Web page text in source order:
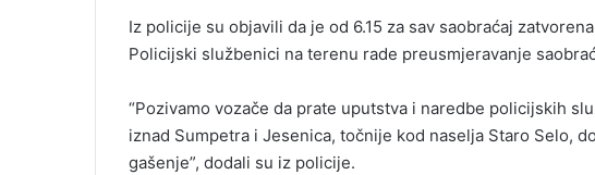
Iz policije su objavili da je od 6.15 za sav saobraćaj
Policijski službenici na terenu rade preusmjeravanje
“Pozivamo vozače da prate uputstva i naredbe policijskih
iznad Sumpetra i Jesenica, točnije kod naselja Staro Selo,
gašenje”, dodali su iz policije.